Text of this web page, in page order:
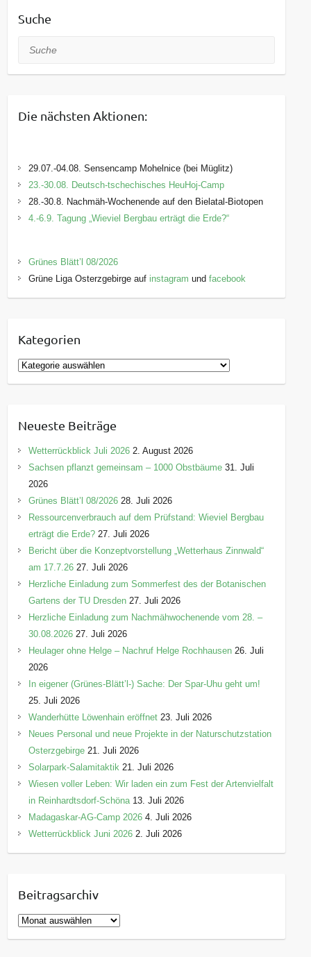
Suche
Suche
Die nächsten Aktionen:
29.07.-04.08. Sensencamp Mohelnice (bei Müglitz)
23.-30.08. Deutsch-tschechisches HeuHoj-Camp
28.-30.8. Nachmäh-Wochenende auf den Bielatal-Biotopen
4.-6.9. Tagung „Wieviel Bergbau erträgt die Erde?“
Grünes Blätt’l 08/2026
Grüne Liga Osterzgebirge auf instagram undfacebook
Kategorien
K
a
g
o
r
e
n
Neueste Beiträge
Wetterrückblick Juli 2026 2. August 2026
Sachsen pflanzt gemeinsam – 1000 Obstbäume 31. Juli
2026
Grünes Blätt’l 08/2026 28. Juli 2026
Ressourcenverbrauch auf dem Prüfstand: Wieviel Bergbau
erträgt die Erde? 27. Juli 2026
Bericht über die Konzeptvorstellung „Wetterhaus Zinnwald“
am 17.7.26 27. Juli 2026
Herzliche Einladung zum Sommerfest des der Botanischen
Gartens der TU Dresden 27. Juli 2026
Herzliche Einladung zum Nachmähwochenende vom 28. –
30.08.2026 27. Juli 2026
Heulager ohne Helge – Nachruf Helge Rochhausen 26. Juli
2026
In eigener (Grünes-Blätt’l-) Sache: Der Spar-Uhu geht um!
25. Juli 2026
Wanderhütte Löwenhain eröffnet 23. Juli 2026
Neues Personal und neue Projekte in der Naturschutzstation
Osterzgebirge 21. Juli 2026
Solarpark-Salamitaktik 21. Juli 2026
Wiesen voller Leben: Wir laden ein zum Fest der Artenvielfalt
in Reinhardtsdorf-Schöna 13. Juli 2026
Madagaskar-AG-Camp 2026 4. Juli 2026
Wetterrückblick Juni 2026 2. Juli 2026
Beitragsarchiv
B
e